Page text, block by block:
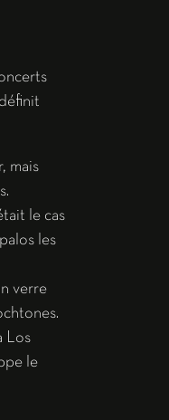
mais
le cas
les
verre
Los
le